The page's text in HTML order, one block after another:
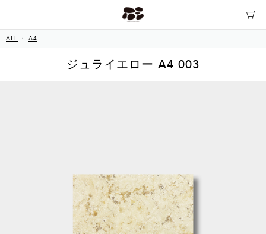
ALL A4
ジュライエロー A4 003